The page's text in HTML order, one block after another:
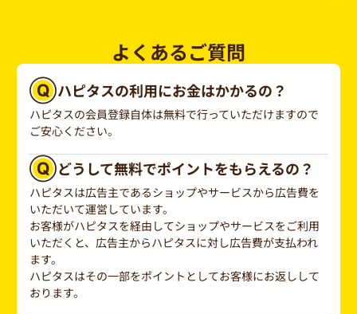
よくあるご質問
ハピタスの利用にお金はかかるの？
ハピタスの会員登録自体は無料で行っていただけますので
ご安心ください。
どうして無料でポイントをもらえるの？
ハピタスは広告主であるショップやサービスから広告費を
いただいて運営しています。
お客様がハピタスを経由してショップやサービスをご利用
いただくと、広告主からハピタスに対し広告費が支払われ
ます。
ハピタスはその一部をポイントとしてお客様にお返しして
おります。